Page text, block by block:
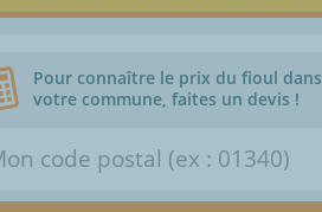
Pour connaître le prix du fioul dans
votre commune, faites un devis !